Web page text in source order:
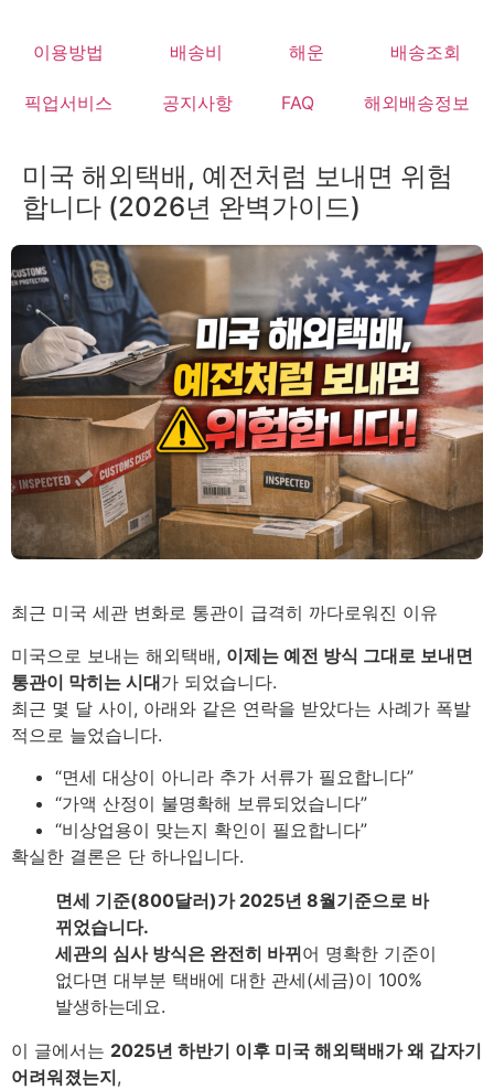
content
이용방법 배송비 해운 배송조회
픽업서비스 공지사항 FAQ 해외배송정보
미국 해외택배, 예전처럼 보내면 위험
합니다 (2026년 완벽가이드)
최근 미국 세관 변화로 통관이 급격히 까다로워진 이유
미국으로 보내는 해외택배, 이제는 예전 방식 그대로 보내면
통관이 막히는 시대가 되었습니다.
최근 몇 달 사이, 아래와 같은 연락을 받았다는 사례가 폭발
적으로 늘었습니다.
“면세 대상이 아니라 추가 서류가 필요합니다”
“가액 산정이 불명확해 보류되었습니다”
“비상업용이 맞는지 확인이 필요합니다”
확실한 결론은 단 하나입니다.
면세 기준(800달러)가 2025년 8월기준으로 바
뀌었습니다.
세관의 심사 방식은 완전히 바뀌어 명확한 기준이
없다면 대부분 택배에 대한 관세(세금)이 100%
발생하는데요.
이 글에서는 2025년 하반기 이후 미국 해외택배가 왜 갑자기
어려워졌는지,